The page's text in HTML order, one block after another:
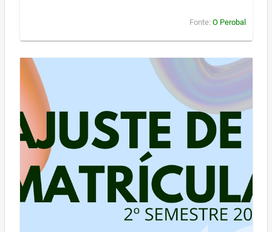
Fonte: O Perobal